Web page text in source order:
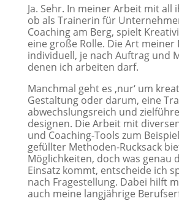
Ja. Sehr. In meiner Arbeit mit all
ob als Trainerin für
Coaching am Berg, spielt
eine große Rolle. Die Art
individuell, je nach Auftrag und
denen ich arbeiten darf.
Manchmal geht es ‚nur‘ um
Gestaltung oder darum, eine
abwechslungsreich und
designen. Die Arbeit mit
und Coaching-Tools zum
gefüllter Methoden-Rucksack
Möglichkeiten, doch was genau
Einsatz kommt, entscheide ich
nach Fragestellung. Dabei hilft
auch meine langjährige